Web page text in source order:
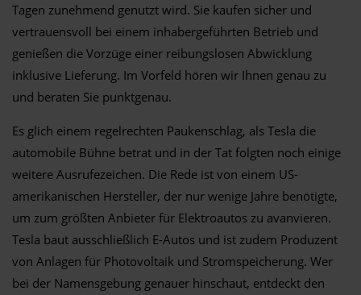
Tagen zunehmend genutzt wird. Sie kaufen sicher und
vertrauensvoll bei einem inhabergeführten Betrieb und
genießen die Vorzüge einer reibungslosen Abwicklung
inklusive Lieferung. Im Vorfeld hören wir Ihnen genau zu
und beraten Sie punktgenau.
Es glich einem regelrechten Paukenschlag, als Tesla die
automobile Bühne betrat und in der Tat folgten noch einige
weitere Ausrufezeichen. Die Rede ist von einem US-
amerikanischen Hersteller, der nur wenige Jahre benötigte,
um zum größten Anbieter für Elektroautos zu avanvieren.
Tesla baut ausschließlich E-Autos und ist zudem Produzent
von Anlagen für Photovoltaik und Stromspeicherung. Wer
bei der Namensgebung genauer hinschaut, entdeckt den